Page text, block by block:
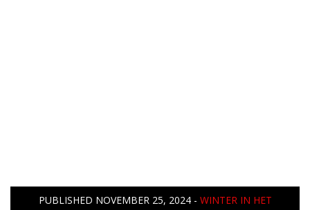
PUBLISHED NOVEMBER 25, 2024- WINTER IN HET